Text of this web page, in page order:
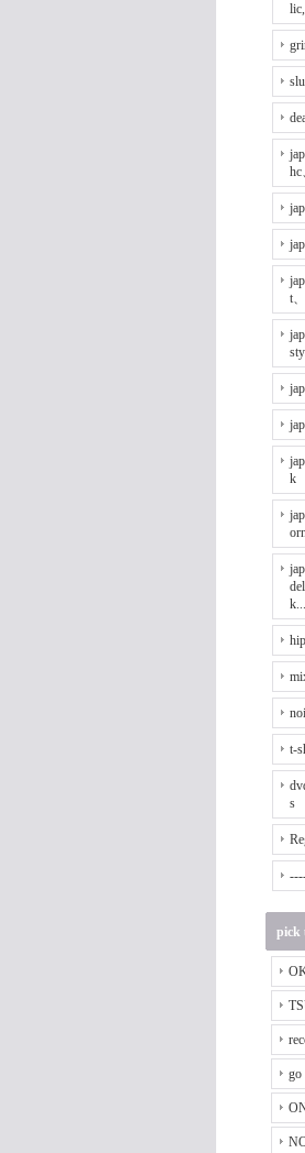
hc
t
k
k...
t-
s
pick
go